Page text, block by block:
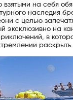
взятыми на себя
наследия
с целью
эксклюзивно на
в
раскрыть